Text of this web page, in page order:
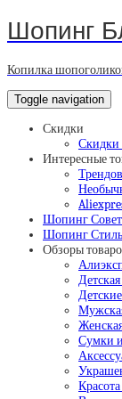
Шопинг
Копилка
Toggle navigation
Скидки
Скидки
Интересные
Шопинг
Шопинг Стиль
Обзоры
Сумки